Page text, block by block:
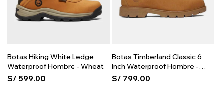
Botas Hiking White Ledge
Waterproof Hombre - Wheat
S/ 599.00
Botas Timberland Classic 6
Inch Waterproof Hombre -
Wheat
S/ 799.00